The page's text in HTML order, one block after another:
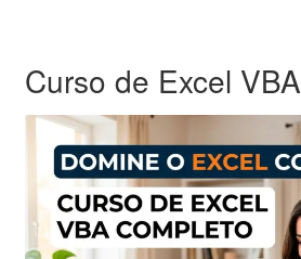
Curso de Excel VBA